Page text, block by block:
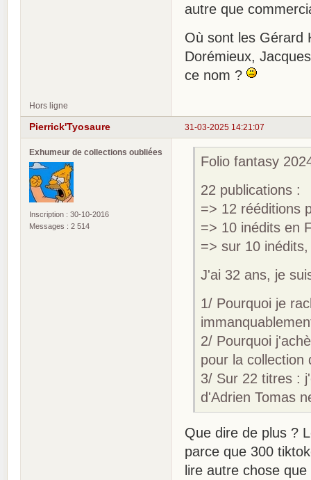
autre que
Où sont les Gérard
Dorémieux,
ce nom ?
Hors ligne
31-03-2025 14:21:07
Pierrick'Tyosaure
Exhumeur de collections oubliées
Inscription : 30-10-2016
Messages : 2 514
Folio fantasy
22 publications :
=> 12 rééditions
=> 10 inédits en
=> sur 10
J'ai 32 ans, je
1/ Pourquoi je
2/ Pourquoi
pour la collection
3/ Sur 22 titres :
d'Adrien Tomas
Que dire de plus ?
parce que 300
lire autre chose